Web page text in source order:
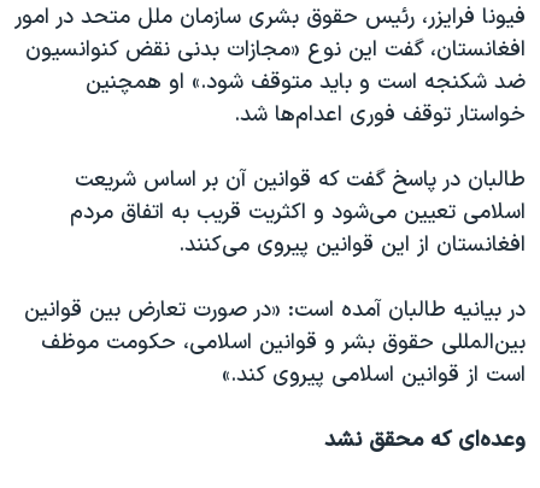
فیونا فرایزر، رئیس حقوق بشری سازمان ملل متحد در امور
افغانستان، گفت این نوع «مجازات‌ بدنی نقض کنوانسیون
ضد شکنجه است و باید متوقف شود.» او همچنین
خواستار توقف فوری اعدام‌ها شد.
طالبان در پاسخ گفت که قوانین آن بر اساس شریعت
اسلامی تعیین می‌شود و اکثریت قریب به اتفاق مردم
افغانستان از این قوانین پیروی می‌کنند.
در بیانیه طالبان آمده است: «در صورت تعارض بین قوانین
بین‌المللی حقوق بشر و قوانین اسلامی، حکومت موظف
است از قوانین اسلامی پیروی کند.»
وعده‌ای که محقق نشد